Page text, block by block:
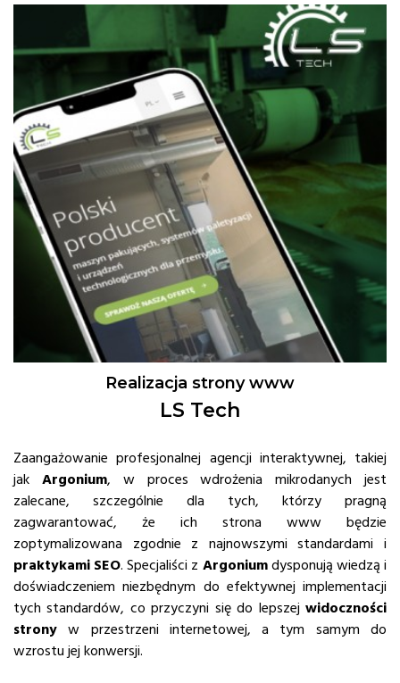
Realizacja strony www
LS Tech
Zaangażowanie profesjonalnej agencji interaktywnej, takiej
jak Argonium, w proces wdrożenia mikrodanych jest
zalecane, szczególnie dla tych, którzy pragną
zagwarantować, że ich strona www będzie
zoptymalizowana zgodnie z najnowszymi standardami i
praktykami SEO. Specjaliści z Argoniumdysponują wiedzą i
doświadczeniem niezbędnym do efektywnej implementacji
tych standardów, co przyczyni się do lepszej widoczności
strony w przestrzeni internetowej, a tym samym do
wzrostu jej konwersji.